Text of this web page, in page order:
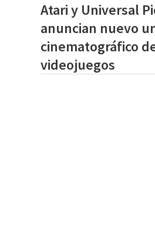
Atari y Universal
anuncian nuevo
cinematográfico
videojuegos